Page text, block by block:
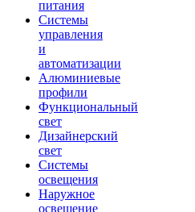
питания
Системы
управления
и
автоматизации
Алюминиевые
профили
Функциональный
свет
Дизайнерский
свет
Системы
освещения
Наружное
освещение